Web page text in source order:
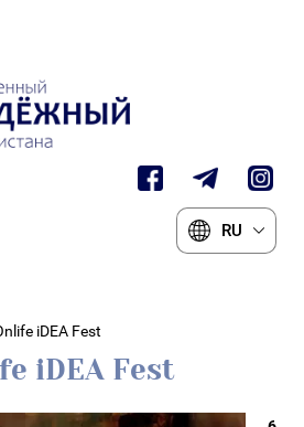
RU
iDEA Fest
iDEA Fest